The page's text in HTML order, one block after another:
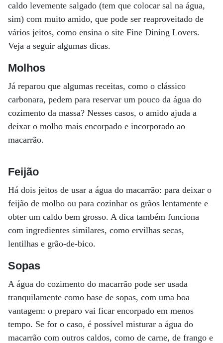
caldo levemente salgado (tem que colocar sal na água,
sim) com muito amido, que pode ser reaproveitado de
vários jeitos, como ensina o site Fine Dining Lovers.
Veja a seguir algumas dicas.
Molhos
Já reparou que algumas receitas, como o clássico
carbonara, pedem para reservar um pouco da água do
cozimento da massa? Nesses casos, o amido ajuda a
deixar o molho mais encorpado e incorporado ao
macarrão.
Feijão
Há dois jeitos de usar a água do macarrão: para deixar o
feijão de molho ou para cozinhar os grãos lentamente e
obter um caldo bem grosso. A dica também funciona
com ingredientes similares, como ervilhas secas,
lentilhas e grão-de-bico.
Sopas
A água do cozimento do macarrão pode ser usada
tranquilamente como base de sopas, com uma boa
vantagem: o preparo vai ficar encorpado em menos
tempo. Se for o caso, é possível misturar a água do
macarrão com outros caldos, como de carne, de frango e